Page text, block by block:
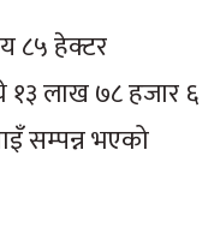
८५ हेक्टर
१३ लाख ७८ हजार ६
सम्पन्न भएको